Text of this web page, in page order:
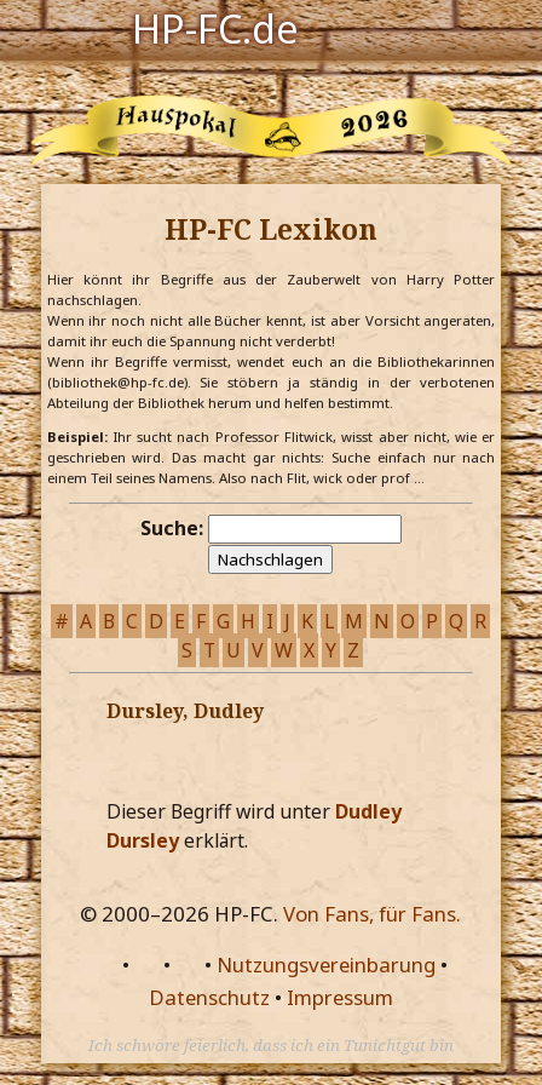
HP-FC.de
Navigation
Harry Potter
Der HP-FC
Hogwarts
Zauberwelt
Willkommen
Jetzt Fanclub-Mitglied werden!
HP-FC Lexikon
Hier könnt ihr Begriffe aus der Zauberwelt von Harry Potter
nachschlagen.
Wenn ihr noch nicht alle Bücher kennt, ist aber Vorsicht angeraten,
damit ihr euch die Spannung nicht verderbt!
Wenn ihr Begriffe vermisst, wendet euch an die Bibliothekarinnen
(bibliothek@hp-fc.de). Sie stöbern ja ständig in der verbotenen
Abteilung der Bibliothek herum und helfen bestimmt.
Beispiel:Ihr sucht nach Professor Flitwick, wisst aber nicht, wie er
geschrieben wird. Das macht gar nichts: Suche einfach nur nach
einem Teil seines Namens. Also nach Flit, wick oder prof …
Suche:
# A B C D E F G H I J K L M N O P Q R
S T U V W X Y Z
Dursley, Dudley
Dieser Begriff wird unter Dudley
Dursleyerklärt.
© 2000–2026 HP-FC.Von Fans, für Fans.
•
• • Nutzungsvereinbarung •
Datenschutz • Impressum
Ich schwöre feierlich, dass ich ein Tunichtgut bin